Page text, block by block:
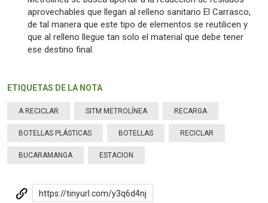
aprovechables que llegan al relleno sanitario El Carrasco,
de tal manera que este tipo de elementos se reutilicen y
que al relleno llegue tan solo el material que debe tener
ese destino final.
ETIQUETAS DE LA NOTA
A RECICLAR SITM METROLÍNEA RECARGA
BOTELLAS PLÁSTICAS BOTELLAS RECICLAR
BUCARAMANGA ESTACION
https://tinyurl.com/y3q6d4nj